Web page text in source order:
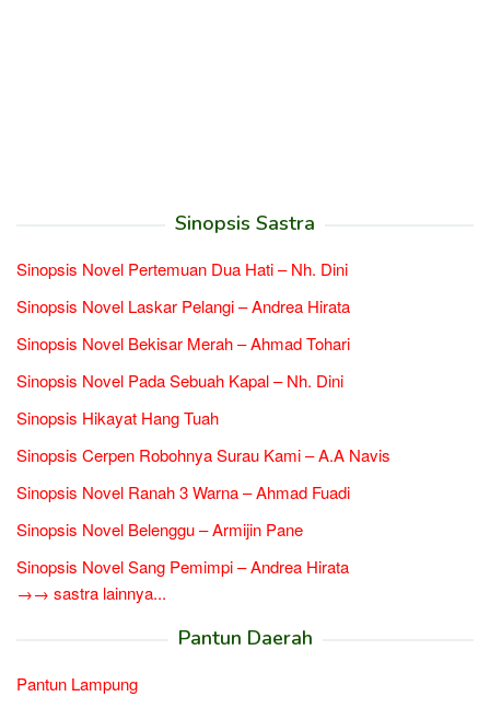
Sinopsis Sastra
Sinopsis Novel Pertemuan Dua Hati – Nh. Dini
Sinopsis Novel Laskar Pelangi – Andrea Hirata
Sinopsis Novel Bekisar Merah – Ahmad Tohari
Sinopsis Novel Pada Sebuah Kapal – Nh. Dini
Sinopsis Hikayat Hang Tuah
Sinopsis Cerpen Robohnya Surau Kami – A.A Navis
Sinopsis Novel Ranah 3 Warna – Ahmad Fuadi
Sinopsis Novel Belenggu – Armijin Pane
Sinopsis Novel Sang Pemimpi – Andrea Hirata
→→ sastra lainnya...
Pantun Daerah
Pantun Lampung